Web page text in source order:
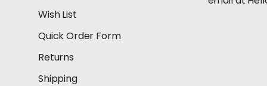
Wish List
Quick Order Form
Returns
Shipping